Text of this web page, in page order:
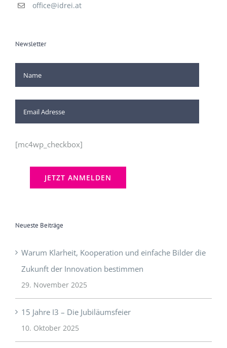
office@idrei.at
Newsletter
[mc4wp_checkbox]
Neueste Beiträge
Warum Klarheit, Kooperation und einfache Bilder die
Zukunft der Innovation bestimmen
29. November 2025
15 Jahre I3 – Die Jubiläumsfeier
10. Oktober 2025